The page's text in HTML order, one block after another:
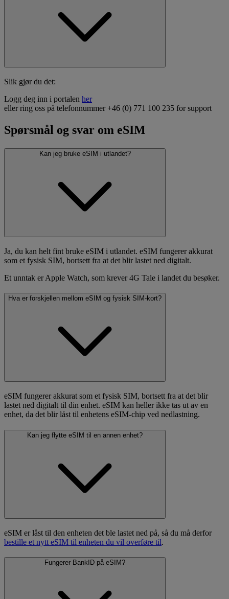
Slik gjør du det:
Logg deg inn i portalen her
eller ring oss på telefonnummer +46 (0) 771 100 235 for support
Spørsmål og svar om eSIM
Kan jeg bruke eSIM i utlandet?
Ja, du kan helt fint bruke eSIM i utlandet. eSIM fungerer akkurat
som et fysisk SIM, bortsett fra at det blir lastet ned digitalt.
Et unntak er Apple Watch, som krever 4G Tale i landet du besøker.
Hva er forskjellen mellom eSIM og fysisk SIM-kort?
eSIM fungerer akkurat som et fysisk SIM, bortsett fra at det blir
lastet ned digitalt til din enhet. eSIM kan heller ikke tas ut av en
enhet, da det blir låst til enhetens eSIM-chip ved nedlastning.
Kan jeg flytte eSIM til en annen enhet?
eSIM er låst til den enheten det ble lastet ned på, så du må derfor
bestille et nytt eSIM til enheten du vil overføre til.
Fungerer BankID på eSIM?